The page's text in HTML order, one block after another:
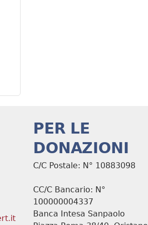
PER LE
DONAZIONI
C/C Postale: N° 10883098
CC/C Bancario: N°
100000004337
Banca Intesa Sanpaolo